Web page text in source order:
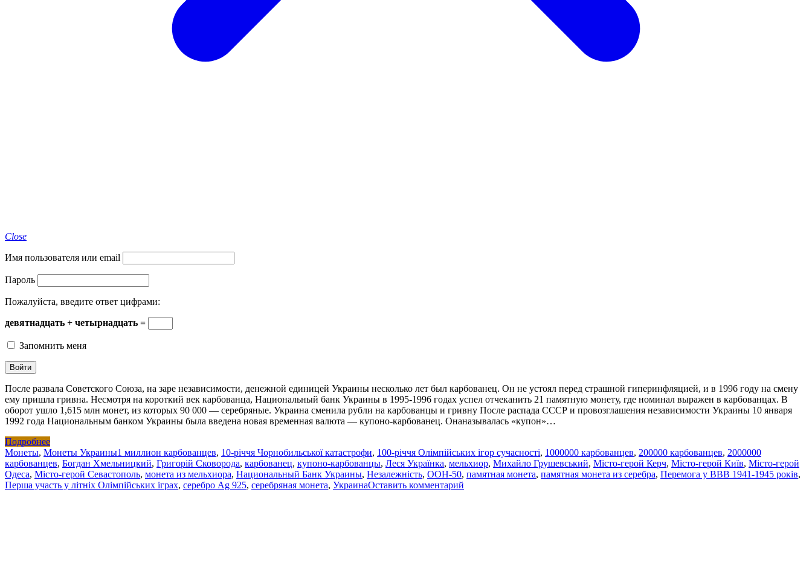
Close
Имя пользователя или email
Пароль
Пожалуйста, введите ответ цифрами:
девятнадцать + четырнадцать =
Запомнить меня
После развала Советского Союза, на заре независимости, денежной единицей Украины несколько лет был карбованец. Он не устоял перед страшной гиперинфляцией, и в 1996 году на смену
ему пришла гривна. Несмотря на короткий век карбованца, Национальный банк Украины в 1995-1996 годах успел отчеканить 21 памятную монету, где номинал выражен в карбованцах. В
оборот ушло 1,615 млн монет, из которых 90 000 — серебряные. Украина сменила рубли на карбованцы и гривну После распада СССР и провозглашения независимости Украины 10 января
1992 года Национальным банком Украины была введена новая временная валюта — купоно-карбованец. Онаназывалась «купон»…
Подробнее
Монеты, Монеты Украины1 миллион карбованцев, 10-річчя Чорнобильської катастрофи, 100-річчя Олімпійських ігор сучасності, 1000000 карбованцев, 200000 карбованцев, 2000000
карбованцев, Богдан Хмельницкий, Григорій Сковорода, карбованец, купоно-карбованцы, Леся Українка, мельхиор, Михайло Грушевський, Місто-герой Керч, Місто-герой Київ, Місто-герой
Одеса, Місто-герой Севастополь, монета из мельхиора, Национальный Банк Украины, Незалежність, ООН-50, памятная монета, памятная монета из серебра, Перемога у ВВВ 1941-1945 рокiв,
Перша участь у літніх Олімпійських іграх, серебро Ag 925, серебряная монета, УкраинаОставить комментарий